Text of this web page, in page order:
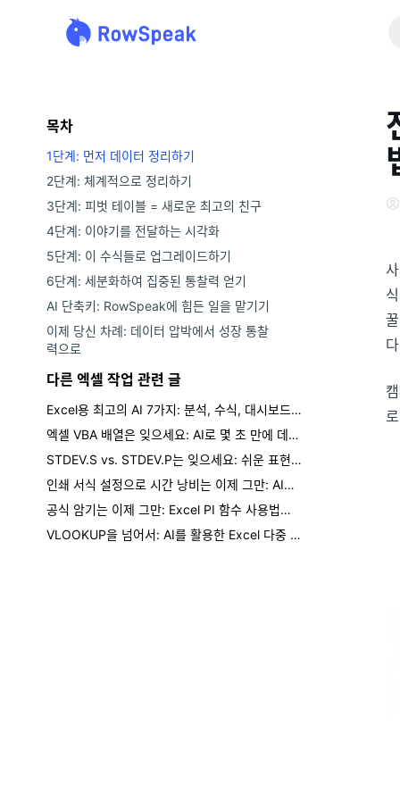
목차
1단계: 먼저 데이터 정리하기
2단계: 체계적으로 정리하기
3단계: 피벗 테이블 = 새로운 최고의 친구
4단계: 이야기를 전달하는 시각화
5단계: 이 수식들로 업그레이드하기
6단계: 세분화하여 집중된 통찰력 얻기
AI 단축키: RowSpeak에 힘든 일을 맡기기
이제 당신 차례: 데이터 압박에서 성장 통찰
력으로
다른 엑셀 작업 관련 글
Excel용 최고의 AI 7가지: 분석, 수식, 대시보드, 보고서
엑셀 VBA 배열은 잊으세요: AI로 몇 초 만에 데이터를 처리하는 방법
STDEV.S vs. STDEV.P는 잊으세요: 쉬운 표현으로 엑셀 표준편차 계산하기
인쇄 서식 설정으로 시간 낭비는 이제 그만: AI로 모든 엑셀 시트 인쇄 준비하는 법
공식 암기는 이제 그만: Excel PI 함수 사용법과 AI에게 계산 맡기기
VLOOKUP을 넘어서: AI를 활용한 Excel 다중 조건 데이터 조회 방법